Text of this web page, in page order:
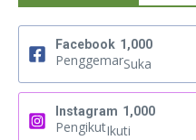
Facebook 1,000
PenggemarSuka
Instagram 1,000
PengikutIkuti